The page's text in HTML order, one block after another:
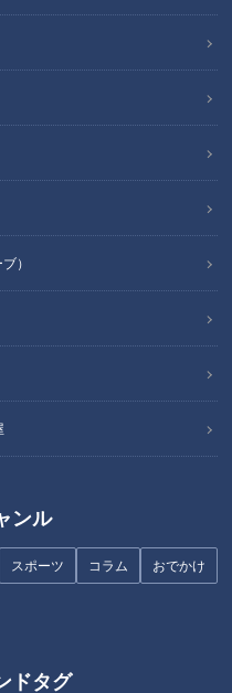
）
ンル
スポーツ コラム おでかけ
ドタグ
カリスマ料理人が作る塩台湾ま
そば/1か月に3万個売れる爆売
店内で直火焼き！？名古屋で愛
ルティな背徳感！炭水化物マ
マシのおすすめメシ